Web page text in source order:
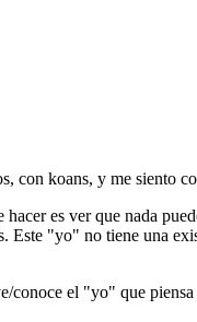
con koans, y me siento
es ver que nada
Este "yo" no tiene una
el "yo" que